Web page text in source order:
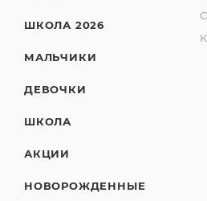
ШКОЛА 2026
МАЛЬЧИКИ
ДЕВОЧКИ
ШКОЛА
АКЦИИ
НОВОРОЖДЕННЫЕ